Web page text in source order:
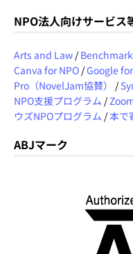
NPO法人向けサービス
Arts and Law /
Canva for NPO /Google
Pro（NovelJam協賛）
/
NPO支援プログラム /
ウズNPOプログラム /本で
ABJマーク